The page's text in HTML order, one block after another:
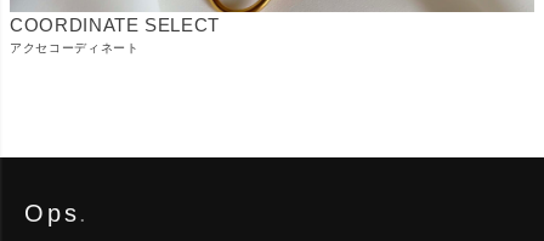
COORDINATE SELECT
アクセコーディネート
Ops.